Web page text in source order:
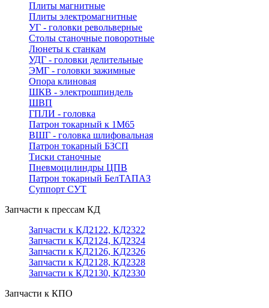
Плиты магнитные
Плиты электромагнитные
УГ - головки револьверные
Столы станочные поворотные
Люнеты к станкам
УДГ - головки делительные
ЭМГ - головки зажимные
Опора клиновая
ШКВ - электрошпиндель
ШВП
ГПЛИ - головка
Патрон токарный к 1М65
ВШГ - головка шлифовальная
Патрон токарный БЗСП
Тиски станочные
Пневмоцилиндры ЦПВ
Патрон токарный БелТАПАЗ
Суппорт СУТ
Запчасти к прессам КД
Запчасти к КД2122, КД2322
Запчасти к КД2124, КД2324
Запчасти к КД2126, КД2326
Запчасти к КД2128, КД2328
Запчасти к КД2130, КД2330
Запчасти к КПО